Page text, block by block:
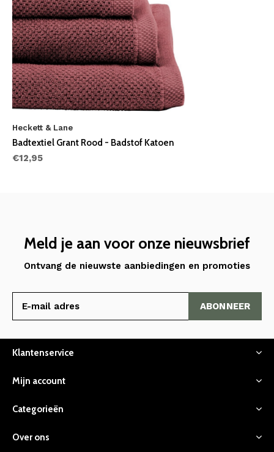
Heckett & Lane
Badtextiel Grant Rood - Badstof Katoen
€12,95
Meld je aan voor onze nieuwsbrief
Ontvang de nieuwste aanbiedingen en promoties
ABONNEER
Klantenservice
Mijn account
Categorieën
Over ons